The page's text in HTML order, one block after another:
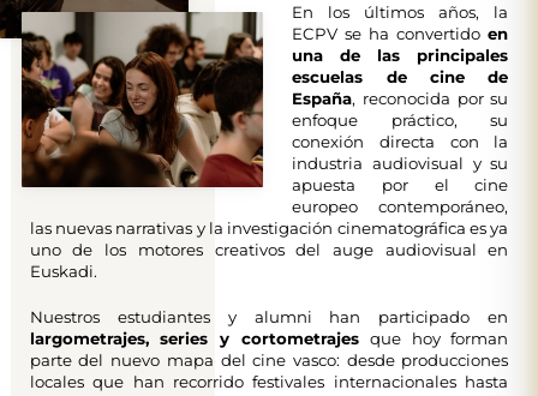
En los últimos años, la
ECPV se ha convertidoen
una de las principales
escuelas de cine de
España, reconocida por su
enfoque práctico, su
conexión directa con la
industria audiovisual y su
apuesta por el cine
europeo contemporáneo,
las nuevas narrativas y la investigación cinematográfica es ya
uno de los motores creativos del auge audiovisual en
Euskadi.
Nuestros estudiantes y alumni han participado en
largometrajes, series y cortometrajes que hoy forman
parte del nuevo mapa del cine vasco: desde producciones
locales que han recorrido festivales internacionales hasta